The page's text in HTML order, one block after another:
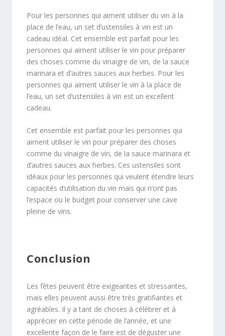
Pour les personnes qui aiment utiliser du vin à la
place de l’eau, un set d’ustensiles à vin est un
cadeau idéal. Cet ensemble est parfait pour les
personnes qui aiment utiliser le vin pour préparer
des choses comme du vinaigre de vin, de la sauce
marinara et d’autres sauces aux herbes. Pour les
personnes qui aiment utiliser le vin à la place de
l’eau, un set d’ustensiles à vin est un excellent
cadeau.
Cet ensemble est parfait pour les personnes qui
aiment utiliser le vin pour préparer des choses
comme du vinaigre de vin, de la sauce marinara et
d’autres sauces aux herbes. Ces ustensiles sont
idéaux pour les personnes qui veulent étendre leurs
capacités d’utilisation du vin mais qui n’ont pas
l’espace ou le budget pour conserver une cave
pleine de vins.
Conclusion
Les fêtes peuvent être exigeantes et stressantes,
mais elles peuvent aussi être très gratifiantes et
agréables. Il y a tant de choses à célébrer et à
apprécier en cette période de l’année, et une
excellente façon de le faire est de déguster une